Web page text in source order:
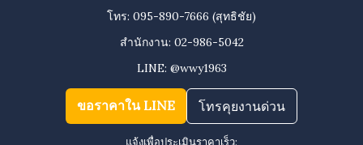
โทร: 095-890-7666 (สุทธิชัย)
สำนักงาน: 02-986-5042
LINE: @wwy1963
ขอราคาใน LINE โทรคุยงานด่วน